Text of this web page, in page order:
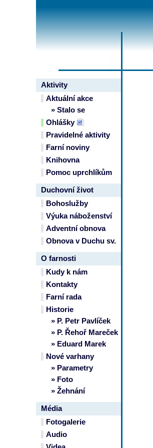
Aktivity
Aktuální akce
» Stalo se
Ohlášky
Pravidelné aktivity
Farní noviny
Knihovna
Pomoc uprchlíkům
Duchovní život
Bohoslužby
Výuka náboženství
Adventní obnova
Obnova v Duchu sv.
O farnosti
Kudy k nám
Kontakty
Farní rada
Historie
» P. Petr Pavlíček
» P. Řehoř Mareček
» Eduard Marek
Nové varhany
» Parametry
» Foto
» Žehnání
Média
Fotogalerie
Audio